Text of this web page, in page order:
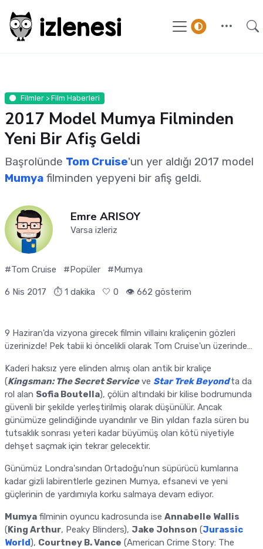
Filmler > Film Haberleri
2017 Model Mumya Filminden
Yeni Bir Afiş Geldi
Başrolünde Tom Cruise'un yer aldığı 2017 model
Mumyafilminden yepyeni bir afiş geldi.
Emre ARISOY
Varsa izleriz
6 Nis 2017 ⏱ 1 dakika 🤍 0 👁️ 662 gösterim
#Tom Cruise #Popüler #Mumya
9 Haziran'da vizyona girecek filmin villainı kraliçenin gözleri
üzerinizde! Pek tabii ki öncelikli olarak Tom Cruise'un üzerinde…
Kaderi haksız yere elinden almış olan antik bir kraliçe
(Kingsman: The Secret Serviceve Star Trek Beyond'ta da
rol alan Sofia Boutella), çölün altındaki bir kilise bodrumunda
güvenli bir şekilde yerleştirilmiş olarak düşünülür. Ancak
günümüze gelindiğinde uyandırılır ve Bin yıldan fazla süren bu
tutsaklık sonrası yeteri kadar büyümüş olan kötü niyetiyle
dehşet saçmak için tekrar gelecektir.
Günümüz Londra'sından Ortadoğu'nun süpürücü kumlarına
kadar gizli labirentlerle gezinen Mumya, efsanevi ve yeni
güçlerinin de yardımıyla korku salmaya devam ediyor.
Mumyafilminin oyuncu kadrosunda ise Annabelle Wallis
( King Arthur, Peaky Blinders), Jake Johnson (Jurassic
World ), Courtney B. Vance (American Crime Story: The